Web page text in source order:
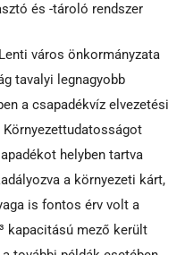
és -tároló rendszer
város önkormányzata
tavalyi legnagyobb
a csapadékvíz elvezetési
helyben tartva
a környezeti kárt,
is fontos érv volt a
kapacitású mező került